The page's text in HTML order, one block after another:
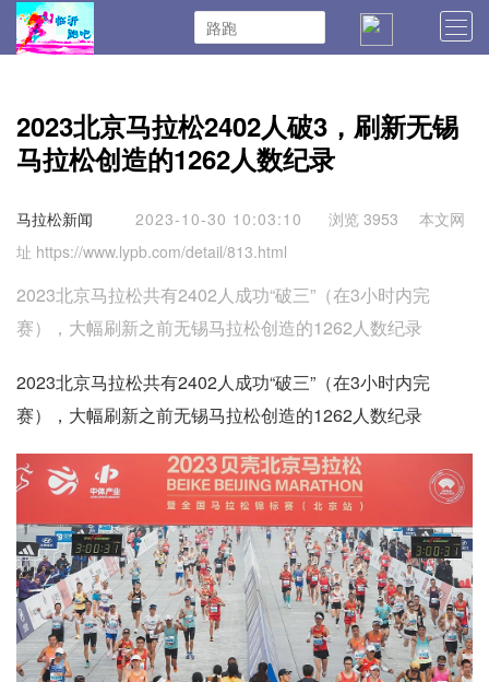
马拉松报名 马拉松日记 马拉松日历
2023北京马拉松2402人破3，刷新无锡
马拉松创造的1262人数纪录
马拉松新闻 2023-10-30 10:03:10 浏览 3953
本文网
址 https://www.lypb.com/detail/813.html
2023北京马拉松共有2402人成功“破三”（在3小时内完
赛），大幅刷新之前无锡马拉松创造的1262人数纪录
2023北京马拉松共有2402人成功“破三”（在3小时内完
赛），大幅刷新之前无锡马拉松创造的1262人数纪录